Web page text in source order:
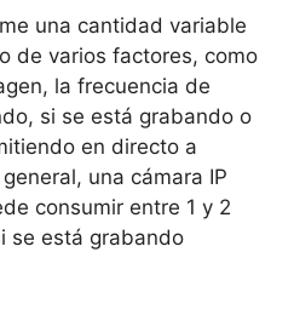
una cantidad variable
de varios factores, como
la frecuencia de
si se está grabando o
en directo a
una cámara IP
consumir entre 1 y 2
se está grabando